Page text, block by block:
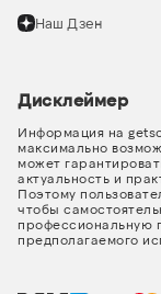
Наш Дзен
Дисклеймер
Информация на
максимально
может
актуальность и
Поэтому
чтобы
профессиональную
предполагаемого